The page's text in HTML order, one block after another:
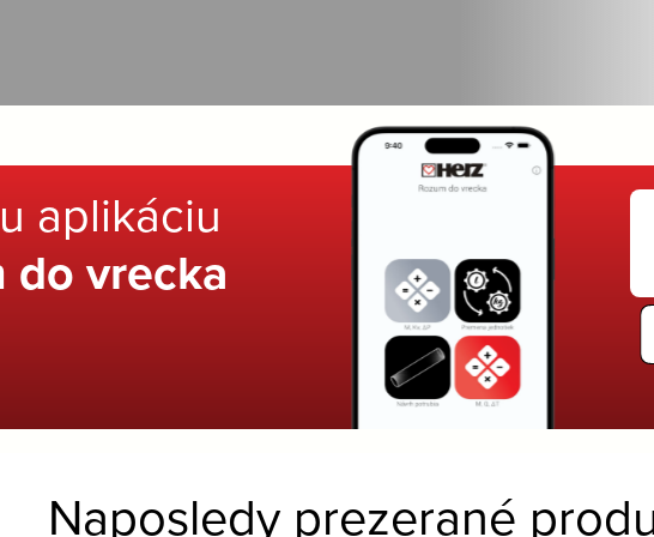
aplikáciu
do vrecka
Naposledy prezerané